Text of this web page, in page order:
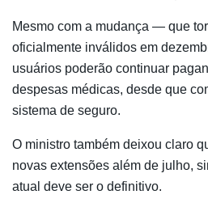
Mesmo com a mudança — que
oficialmente inválidos em
usuários poderão continuar
despesas médicas, desde que
sistema de seguro.
O ministro também deixou claro
novas extensões além de julho,
atual deve ser o definitivo.